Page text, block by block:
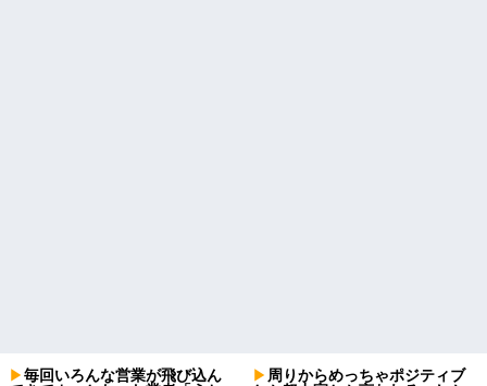
毎回いろんな営業が飛び込ん
周りからめっちゃポジティブ